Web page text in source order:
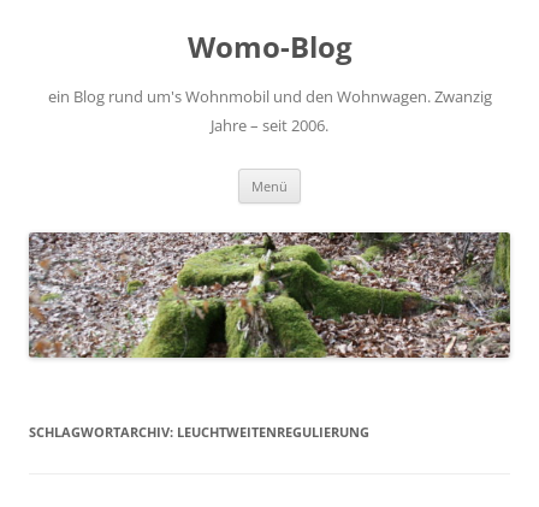
Womo-Blog
ein Blog rund um's Wohnmobil und den Wohnwagen. Zwanzig
Jahre – seit 2006.
Menü
SCHLAGWORTARCHIV: LEUCHTWEITENREGULIERUNG